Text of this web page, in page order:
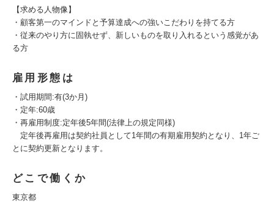
【求める人物像】
・顧客第一のマインドと予算達成への強いこだわりを持てる方
・従来のやり方に固執せず、新しいものを取り入れるという感覚があ
る方
雇用形態は
・試用期間:有(3か月)
・定年:60歳
・再雇用制度:定年後5年間(法律上の規定同様)
定年後再雇用は契約社員として1年間の有期雇用契約となり、1年ご
とに契約更新となります。
どこで働くか
東京都